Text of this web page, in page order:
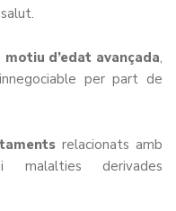
d’edat avançada,
per part de
relacionats amb
malalties derivades